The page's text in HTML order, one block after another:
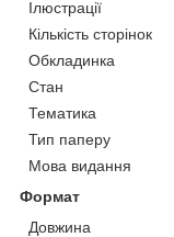
Ілюстрації
Кількість сторінок
Обкладинка
Стан
Тематика
Тип паперу
Мова видання
Формат
Довжина